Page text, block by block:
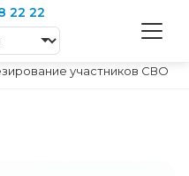
22 22
участников СВО